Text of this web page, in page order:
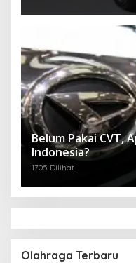
Belum Pakai CVT,
Indonesia?
1705 Dilihat
Olahraga Terbaru